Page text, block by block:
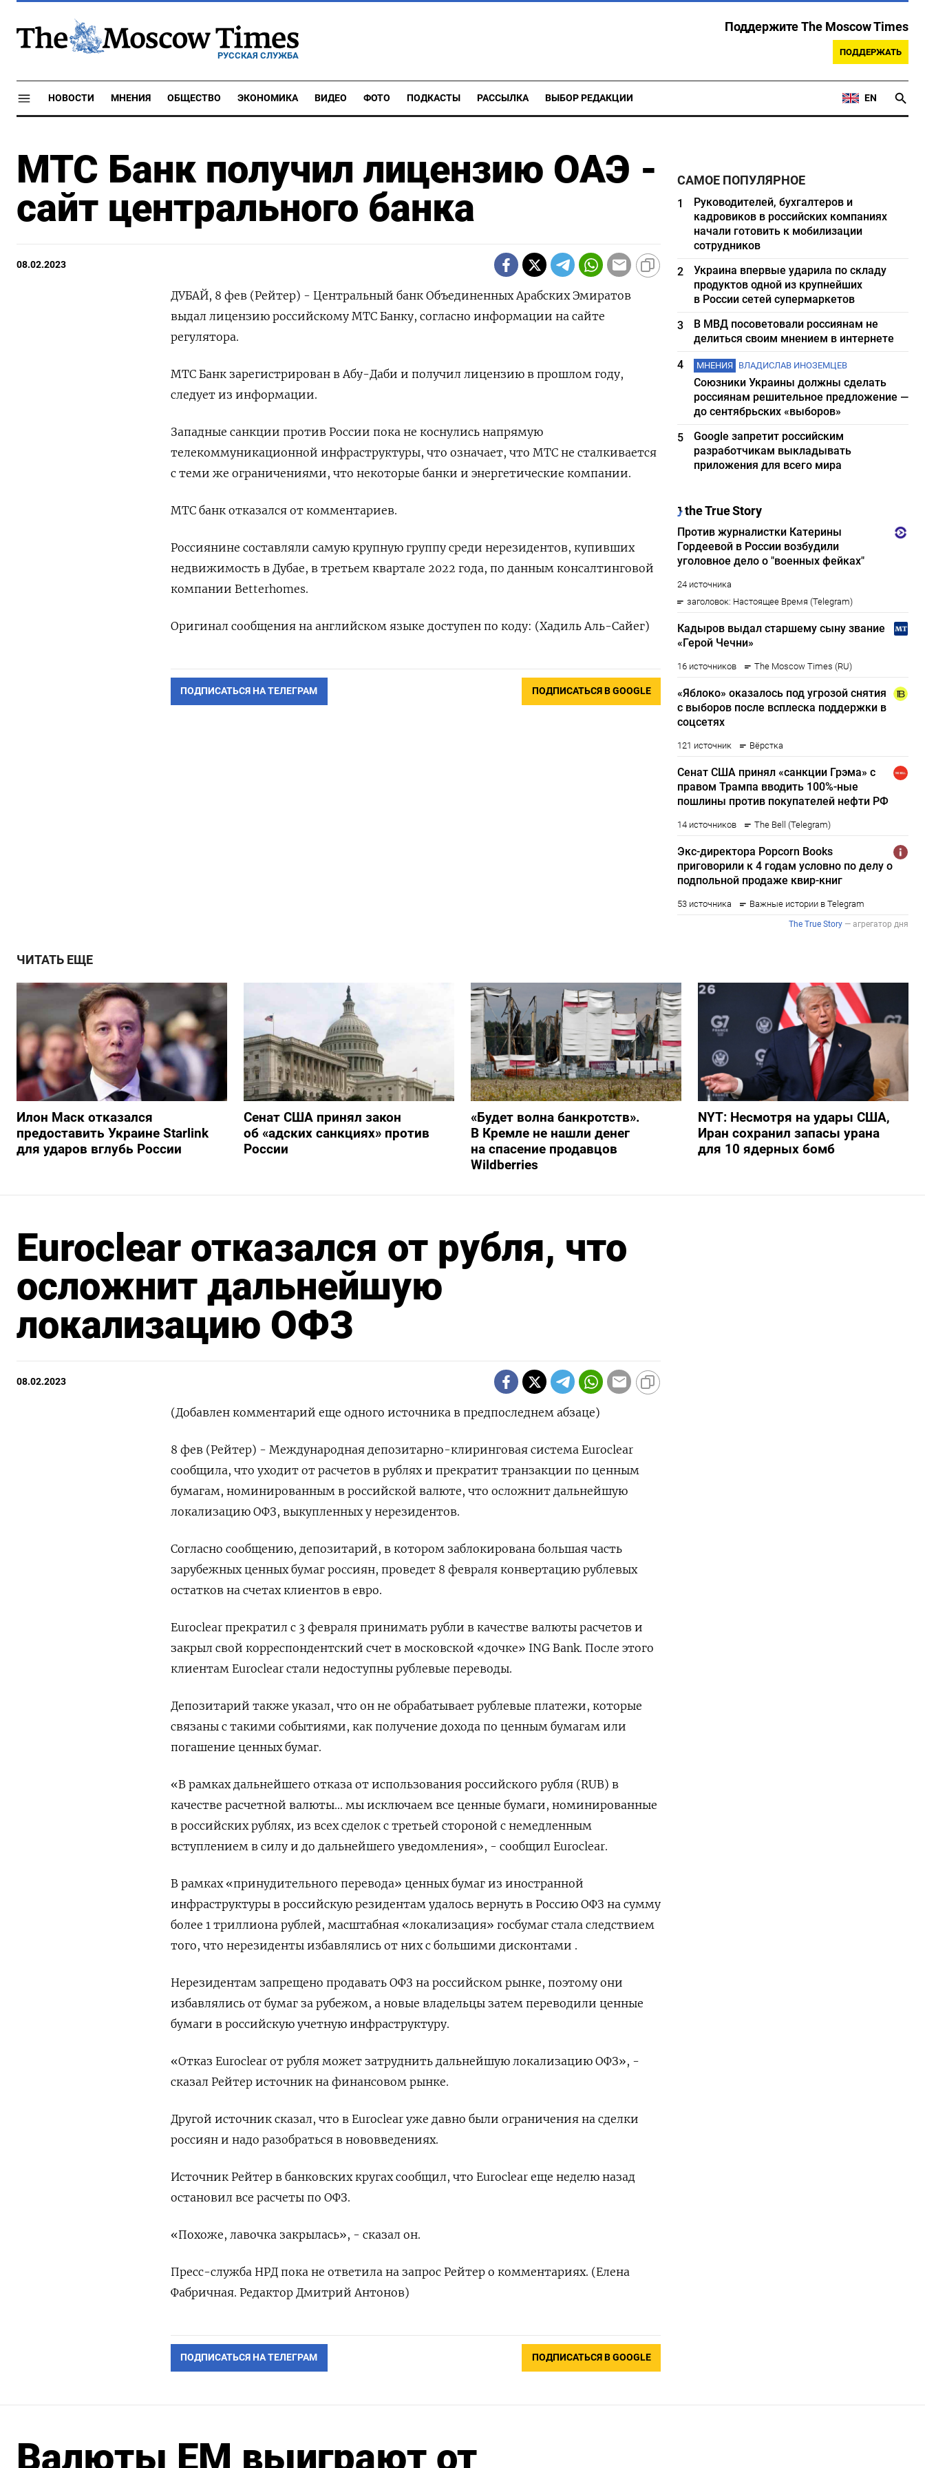
РУССКАЯ СЛУЖБА
Поддержите The Moscow Times
ПОДДЕРЖАТЬ
НОВОСТИ МНЕНИЯ ОБЩЕСТВО ЭКОНОМИКА ВИДЕО ФОТО ПОДКАСТЫ РАССЫЛКА ВЫБОР РЕДАКЦИИ EN
МТС Банк получил лицензию ОАЭ -
сайт центрального банка
08.02.2023
ДУБАЙ, 8 фев (Рейтер) - Центральный банк Объединенных Арабских Эмиратов
выдал лицензию российскому МТС Банку, согласно информации на сайте
регулятора.
МТС Банк зарегистрирован в Абу-Даби и получил лицензию в прошлом году,
следует из информации.
Западные санкции против России пока не коснулись напрямую
телекоммуникационной инфраструктуры, что означает, что МТС не сталкивается
с теми же ограничениями, что некоторые банки и энергетические компании.
МТС банк отказался от комментариев.
Россиянине составляли самую крупную группу среди нерезидентов, купивших
недвижимость в Дубае, в третьем квартале 2022 года, по данным консалтинговой
компании Betterhomes.
Оригинал сообщения на английском языке доступен по коду: (Хадиль Аль-Сайег)
ПОДПИСАТЬСЯ НА ТЕЛЕГРАМ ПОДПИСАТЬСЯ В GOOGLE
САМОЕ ПОПУЛЯРНОЕ
1
Руководителей, бухгалтеров и
кадровиков в российских компаниях
начали готовить к мобилизации
сотрудников
2
Украина впервые ударила по складу
продуктов одной из крупнейших
в России сетей супермаркетов
3
В МВД посоветовали россиянам не
делиться своим мнением в интернете
4
МНЕНИЯ ВЛАДИСЛАВ ИНОЗЕМЦЕВ
Союзники Украины должны сделать
россиянам решительное предложение —
до сентябрьских «выборов»
5
Google запретит российским
разработчикам выкладывать
приложения для всего мира
ЧИТАТЬ ЕЩЕ
Илон Маск отказался
предоставить Украине Starlink
для ударов вглубь России
Сенат США принял закон
об «адских санкциях» против
России
«Будет волна банкротств».
В Кремле не нашли денег
на спасение продавцов
Wildberries
NYT: Несмотря на удары США,
Иран сохранил запасы урана
для 10 ядерных бомб
Euroclear отказался от рубля, что
осложнит дальнейшую
локализацию ОФЗ
08.02.2023
(Добавлен комментарий еще одного источника в предпоследнем абзаце)
8 фев (Рейтер) - Международная депозитарно-клиринговая система Euroclear
сообщила, что уходит от расчетов в рублях и прекратит транзакции по ценным
бумагам, номинированным в российской валюте, что осложнит дальнейшую
локализацию ОФЗ, выкупленных у нерезидентов.
Согласно сообщению, депозитарий, в котором заблокирована большая часть
зарубежных ценных бумаг россиян, проведет 8 февраля конвертацию рублевых
остатков на счетах клиентов в евро.
Euroclear прекратил с 3 февраля принимать рубли в качестве валюты расчетов и
закрыл свой корреспондентский счет в московской «дочке» ING Bank. После этого
клиентам Euroclear стали недоступны рублевые переводы.
Депозитарий также указал, что он не обрабатывает рублевые платежи, которые
связаны с такими событиями, как получение дохода по ценным бумагам или
погашение ценных бумаг.
«В рамках дальнейшего отказа от использования российского рубля (RUB) в
качестве расчетной валюты... мы исключаем все ценные бумаги, номинированные
в российских рублях, из всех сделок с третьей стороной с немедленным
вступлением в силу и до дальнейшего уведомления», - сообщил Euroclear.
В рамках «принудительного перевода» ценных бумаг из иностранной
инфраструктуры в российскую резидентам удалось вернуть в Россию ОФЗ на сумму
более 1 триллиона рублей, масштабная «локализация» госбумаг стала следствием
того, что нерезиденты избавлялись от них с большими дисконтами .
Нерезидентам запрещено продавать ОФЗ на российском рынке, поэтому они
избавлялись от бумаг за рубежом, а новые владельцы затем переводили ценные
бумаги в российскую учетную инфраструктуру.
«Отказ Euroclear от рубля может затруднить дальнейшую локализацию ОФЗ», -
сказал Рейтер источник на финансовом рынке.
Другой источник сказал, что в Euroclear уже давно были ограничения на сделки
россиян и надо разобраться в нововведениях.
Источник Рейтер в банковских кругах сообщил, что Euroclear еще неделю назад
остановил все расчеты по ОФЗ.
«Похоже, лавочка закрылась», - сказал он.
Пресс-служба НРД пока не ответила на запрос Рейтер о комментариях. (Елена
Фабричная. Редактор Дмитрий Антонов)
ПОДПИСАТЬСЯ НА ТЕЛЕГРАМ ПОДПИСАТЬСЯ В GOOGLE
Валюты ЕМ выиграют от